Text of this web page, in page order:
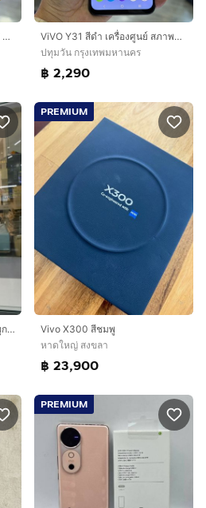
Vivo Y15 2020 สีฟ้า เครื่องศูนย์ สภาพสวยมากๆ จอ6.35นิ้ว แรม4รอม64 กล้องหลัง3ตัว🩷🩷
ViVO Y31 สีดำ เครื่องศูนย์ สภาพสวยมากๆ จอมีรอยขนแมว จอ6.58นิ้ว แรม8รอม128 Snap662 กล้อง48ล้าน(3ตัว)🔥🔥
ปทุมวัน กรุงเทพมหานคร
฿ 2,290
Vivo V29 5g เครื่องใช้งานปกติทุกอย่าง
PREMIUM
Vivo X300 สีชมพู
หาดใหญ่ สงขลา
฿ 23,900
PREMIUM